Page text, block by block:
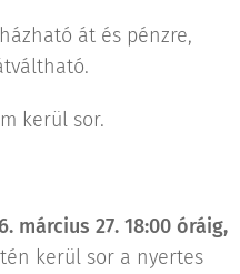
át és pénzre,
kerül sor.
március 27. 18:00 óráig,
kerül sor a nyertes